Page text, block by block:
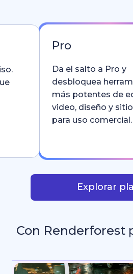
Pro
Da el salto a Pro y
desbloquea
más potentes de
video, diseño y
para uso comercial.
Explorar
Con Renderforest